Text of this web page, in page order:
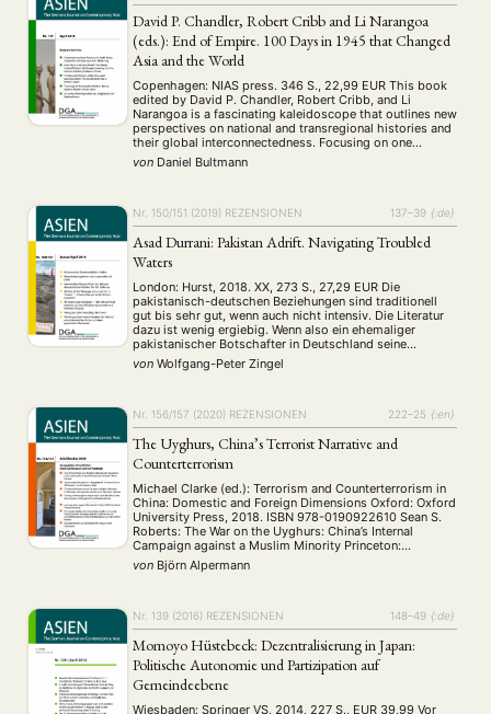
David P. Chandler, Robert Cribb and Li Narangoa
(eds.): End of Empire. 100 Days in 1945 that Changed
Asia and the World
Copenhagen: NIAS press. 346 S., 22,99 EUR This book
edited by David P. Chandler, Robert Cribb, and Li
Narangoa is a fascinating kaleidoscope that outlines new
perspectives on national and transregional histories and
their global interconnectedness. Focusing on one
hundred days and how the events during this short
period shaped the fate of the region …
von Daniel Bultmann
Nr. 150/151 (2019) REZENSIONEN 137–39 {:de}
Asad Durrani: Pakistan Adrift. Navigating Troubled
Waters
London: Hurst, 2018. XX, 273 S., 27,29 EUR Die
pakistanisch-deutschen Beziehungen sind traditionell
gut bis sehr gut, wenn auch nicht intensiv. Die Literatur
dazu ist wenig ergiebig. Wenn also ein ehemaliger
pakistanischer Botschafter in Deutschland seine
Autobiografie vorlegt, sollte sie von besonderem
Interesse sein. Generalleutnant Mohammad Asad Durrani
von Wolfgang-Peter Zingel
Nr. 156/157 (2020) REZENSIONEN 222–25 {:en}
The Uyghurs, China’s Terrorist Narrative and
Counterterrorism
Michael Clarke (ed.): Terrorism and Counterterrorism in
China: Domestic and Foreign Dimensions Oxford: Oxford
University Press, 2018. ISBN 978-0190922610 Sean S.
Roberts: The War on the Uyghurs: China’s Internal
Campaign against a Muslim Minority Princeton:
Princeton University Press, 2020. ISBN 978-0-
69120218-1 What is terrorism? What constitutes a
von Björn Alpermann
Nr. 139 (2016) REZENSIONEN 148–49 {:de}
Momoyo Hüstebeck: Dezentralisierung in Japan:
Politische Autonomie und Partizipation auf
Gemeindeebene
Wiesbaden: Springer VS, 2014, 227 S., EUR 39,99 Vor